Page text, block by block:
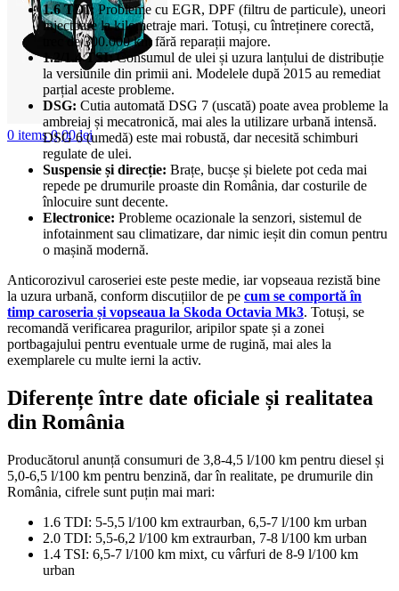
0 items 0,00lei
1.6 TDI: Probleme cu EGR, DPF (filtru de particule), uneori
injectoare la kilometraje mari. Totuși, cu întreținere corectă,
trec de 300.000 km fără reparații majore.
1.2/1.4 TSI:Consumul de ulei și uzura lanțului de distribuție
la versiunile din primii ani. Modelele după 2015 au remediat
parțial aceste probleme.
DSG: Cutia automată DSG 7 (uscată) poate avea probleme la
ambreiaj și mecatronică, mai ales la utilizare urbană intensă.
DSG 6 (umedă) este mai robustă, dar necesită schimburi
regulate de ulei.
Suspensie și direcție: Brațe, bucșe și bielete pot ceda mai
repede pe drumurile proaste din România, dar costurile de
înlocuire sunt decente.
Electronice: Probleme ocazionale la senzori, sistemul de
infotainment sau climatizare, dar nimic ieșit din comun pentru
o mașină modernă.
Anticorozivul caroseriei este peste medie, iar vopseaua rezistă bine
la uzura urbană, conform discuțiilor de pe cum se comportă în
timp caroseria și vopseaua la Skoda Octavia Mk3. Totuși, se
recomandă verificarea pragurilor, aripilor spate și a zonei
portbagajului pentru eventuale urme de rugină, mai ales la
exemplarele cu multe ierni la activ.
Diferențe între date oficiale și realitatea
din România
Producătorul anunță consumuri de 3,8-4,5 l/100 km pentru diesel și
5,0-6,5 l/100 km pentru benzină, dar în realitate, pe drumurile din
România, cifrele sunt puțin mai mari:
1.6 TDI: 5-5,5 l/100 km extraurban, 6,5-7 l/100 km urban
2.0 TDI: 5,5-6,2 l/100 km extraurban, 7-8 l/100 km urban
1.4 TSI: 6,5-7 l/100 km mixt, cu vârfuri de 8-9 l/100 km
urban